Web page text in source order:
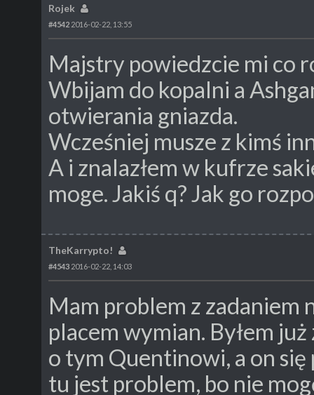
Rojek
#4542 2016-02-22, 13:55
Majstry powiedzcie mi co
Wbijam do kopalni a
otwierania gniazda.
Wcześniej musze z kimś
A i znalazłem w kufrze
moge. Jakiś q? Jak go
TheKarrypto!
#4543 2016-02-22, 14:03
Mam problem z zadaniem
placem wymian. Byłem
o tym Quentinowi, a on
tu jest problem, bo nie